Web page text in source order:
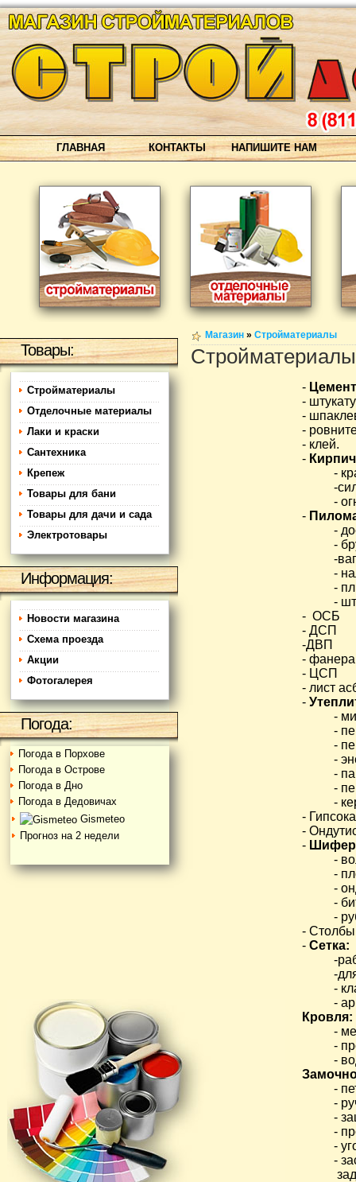
ГЛАВНАЯ КОНТАКТЫ НАПИШИТЕ НАМ
Магазин » Стройматериалы
Стройматериалы
- Цемент
-
-
-
- клей.
-
-
-
-
-
-
-
-
-
-
-
- ОСБ
- ДСП
-ДВП
- фанера
- ЦСП
- лист
-
-
-
-
-
-
-
-
-
-
- Шифер
-
-
-
-
-
-
- Сетка:
-
-
-
-
Кровля:
-
-
-
-
-
-
-
-
-
Товары:
Стройматериалы
Отделочные материалы
Лаки и краски
Сантехника
Крепеж
Товары для бани
Товары для дачи и сада
Электротовары
Информация:
Новости магазина
Схема проезда
Акции
Фотогалерея
Погода:
Погода в Порхове
Погода в Острове
Погода в Дно
Погода в Дедовичах
Gismeteo
Прогноз на 2 недели